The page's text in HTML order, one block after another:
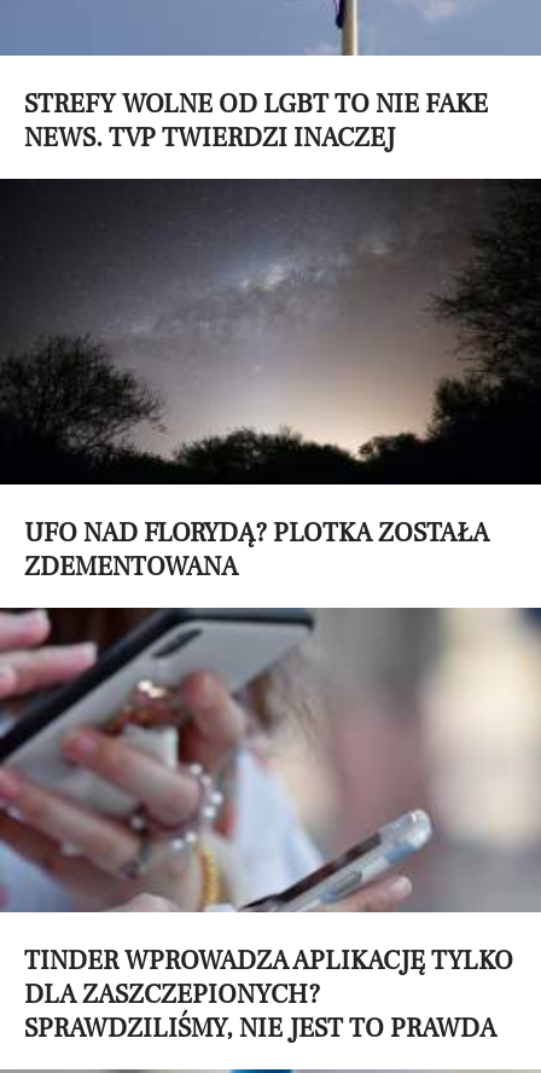
STREFY WOLNE OD LGBT TO NIE FAKE
NEWS. TVP TWIERDZI INACZEJ
UFO NAD FLORYDĄ? PLOTKA ZOSTAŁA
ZDEMENTOWANA
TINDER WPROWADZA APLIKACJĘ TYLKO
DLA ZASZCZEPIONYCH?
SPRAWDZILIŚMY, NIE JEST TO PRAWDA